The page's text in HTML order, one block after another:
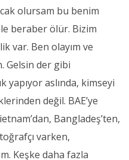
olursam bu benim
beraber ölür. Bizim
var. Ben olayım ve
Gelsin der gibi
yapıyor aslında, kimseyi
değil. BAE’ye
Bangladeş’ten,
varken,
Keşke daha fazla